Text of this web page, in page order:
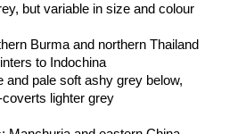
but variable in size and colour
Burma and northern Thailand
to Indochina
and pale soft ashy grey below,
coverts lighter grey